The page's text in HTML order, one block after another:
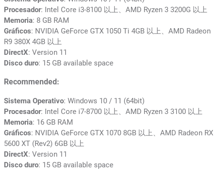
Procesador: Intel Core i3-8100 以上、AMD Ryzen 3 3200G 以上
Memoria: 8 GB RAM
Gráficos: NVIDIA GeForce GTX 1050 Ti 4GB 以上、AMD Radeon
R9 380X 4GB 以上
DirectX: Version 11
Disco duro: 15 GB available space
Recommended:
Sistema Operativo: Windows 10 / 11 (64bit)
Procesador: Intel Core i7-8700 以上、AMD Ryzen 3 3100 以上
Memoria: 16 GB RAM
Gráficos: NVIDIA GeForce GTX 1070 8GB 以上、AMD Radeon RX
5600 XT (Rev2) 6GB 以上
DirectX: Version 11
Disco duro: 15 GB available space